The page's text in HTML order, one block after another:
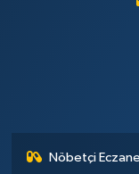
Nöbetçi